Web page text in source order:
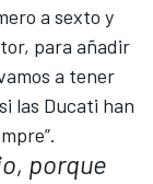
a sexto y
para añadir
a tener
las Ducati han
porque